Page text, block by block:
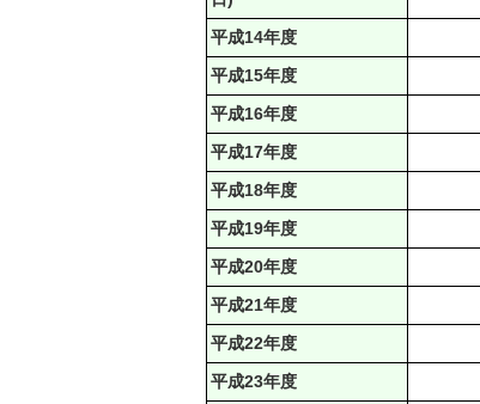
平成14年度
平成15年度
平成16年度
平成17年度
平成18年度
平成19年度
平成20年度
平成21年度
平成22年度
平成23年度